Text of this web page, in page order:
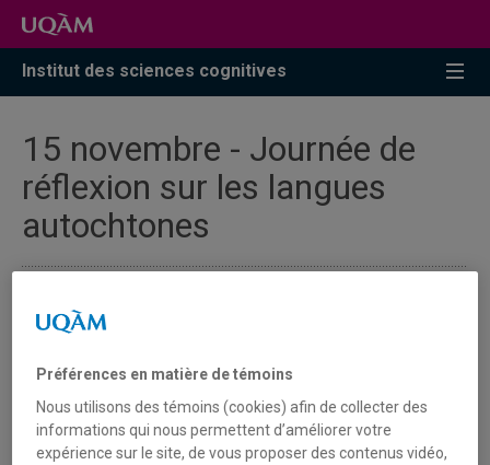
Accéder
recherche
Accéder
menu
pricipal
Accéder
zone
Institut des sciences cognitives
15 novembre - Journée de
réflexion sur les langues
autochtones
Dans le cadre de l’année internationale des langues
autochtones, l’École de langues et l’ISC organisaient une
novembre 2019.Affiche
Préférences en matière de témoins
Nous utilisons des témoins (cookies) afin de collecter des
informations qui nous permettent d’améliorer votre
expérience sur le site, de vous proposer des contenus vidéo,